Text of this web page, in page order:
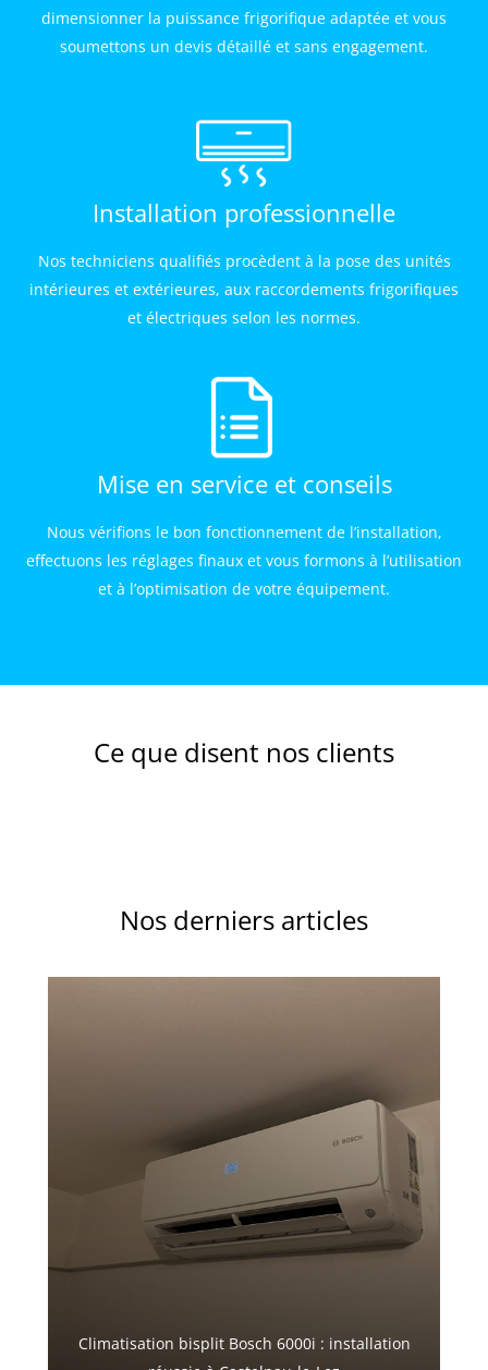
dimensionner la puissance frigorifique adaptée et vous
soumettons un devis détaillé et sans engagement.
Installation professionnelle
Nos techniciens qualifiés procèdent à la pose des unités
intérieures et extérieures, aux raccordements frigorifiques
et électriques selon les normes.
Mise en service et conseils
Nous vérifions le bon fonctionnement de l’installation,
effectuons les réglages finaux et vous formons à l’utilisation
et à l’optimisation de votre équipement.
Ce que disent nos clients
Nos derniers articles
Climatisation bisplit Bosch 6000i : installation